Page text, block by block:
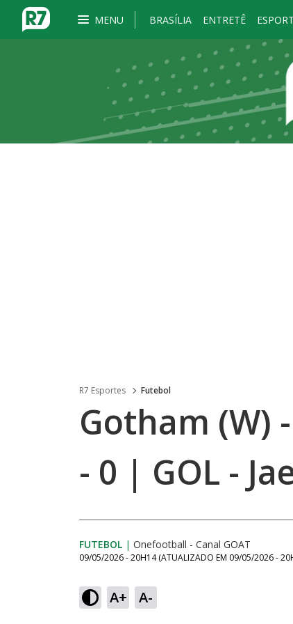
MENU BRASÍLIA ENTRETÊ
R7 Esportes Futebol
Gotham (W)
- 0 | GOL -
FUTEBOL | Onefootball - Canal GOAT
09/05/2026 - 20H14 (ATUALIZADO EM 09/05/2026 -
A+ A-